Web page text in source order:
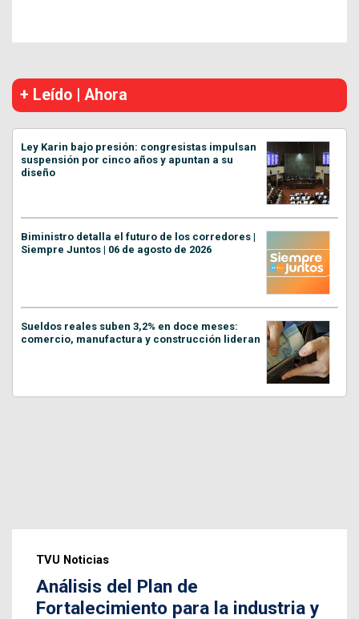
+ Leído | Ahora
Ley Karin bajo presión: congresistas impulsan
suspensión por cinco años y apuntan a su
diseño
Biministro detalla el futuro de los corredores |
Siempre Juntos | 06 de agosto de 2026
Sueldos reales suben 3,2% en doce meses:
comercio, manufactura y construcción lideran
TVU Noticias
Análisis del Plan de
Fortalecimiento para la industria y